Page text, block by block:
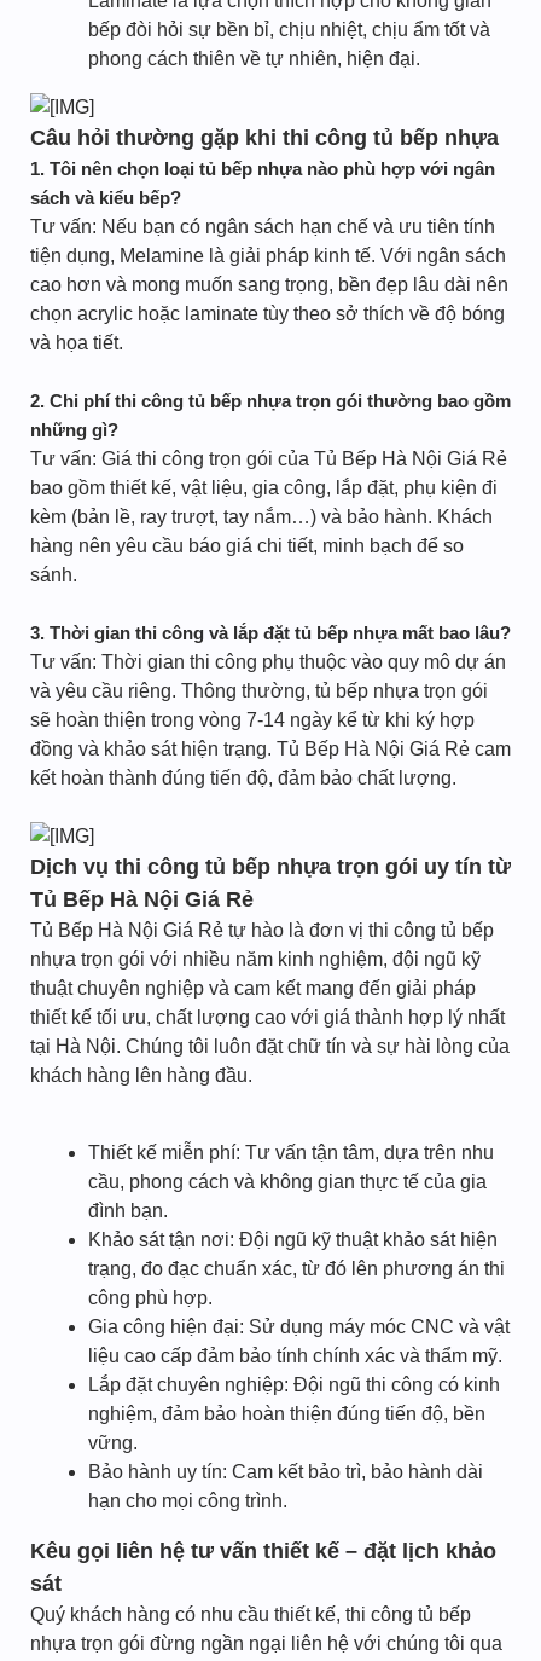
bếp đòi hỏi sự bền bỉ, chịu nhiệt, chịu ẩm tốt và
phong cách thiên về tự nhiên, hiện đại.
Câu hỏi thường gặp khi thi công tủ bếp nhựa
1. Tôi nên chọn loại tủ bếp nhựa nào phù hợp với ngân
sách và kiểu bếp?
Tư vấn: Nếu bạn có ngân sách hạn chế và ưu tiên tính
tiện dụng, Melamine là giải pháp kinh tế. Với ngân sách
cao hơn và mong muốn sang trọng, bền đẹp lâu dài nên
chọn acrylic hoặc laminate tùy theo sở thích về độ bóng
và họa tiết.
2. Chi phí thi công tủ bếp nhựa trọn gói thường bao gồm
những gì?
Tư vấn: Giá thi công trọn gói của Tủ Bếp Hà Nội Giá Rẻ
bao gồm thiết kế, vật liệu, gia công, lắp đặt, phụ kiện đi
kèm (bản lề, ray trượt, tay nắm…) và bảo hành. Khách
hàng nên yêu cầu báo giá chi tiết, minh bạch để so
sánh.
3. Thời gian thi công và lắp đặt tủ bếp nhựa mất bao lâu?
Tư vấn: Thời gian thi công phụ thuộc vào quy mô dự án
và yêu cầu riêng. Thông thường, tủ bếp nhựa trọn gói
sẽ hoàn thiện trong vòng 7-14 ngày kể từ khi ký hợp
đồng và khảo sát hiện trạng. Tủ Bếp Hà Nội Giá Rẻ cam
kết hoàn thành đúng tiến độ, đảm bảo chất lượng.
Dịch vụ thi công tủ bếp nhựa trọn gói uy tín từ
Tủ Bếp Hà Nội Giá Rẻ
Tủ Bếp Hà Nội Giá Rẻ tự hào là đơn vị thi công tủ bếp
nhựa trọn gói với nhiều năm kinh nghiệm, đội ngũ kỹ
thuật chuyên nghiệp và cam kết mang đến giải pháp
thiết kế tối ưu, chất lượng cao với giá thành hợp lý nhất
tại Hà Nội. Chúng tôi luôn đặt chữ tín và sự hài lòng của
khách hàng lên hàng đầu.
Thiết kế miễn phí: Tư vấn tận tâm, dựa trên nhu
cầu, phong cách và không gian thực tế của gia
đình bạn.
Khảo sát tận nơi: Đội ngũ kỹ thuật khảo sát hiện
trạng, đo đạc chuẩn xác, từ đó lên phương án thi
công phù hợp.
Gia công hiện đại: Sử dụng máy móc CNC và vật
liệu cao cấp đảm bảo tính chính xác và thẩm mỹ.
Lắp đặt chuyên nghiệp: Đội ngũ thi công có kinh
nghiệm, đảm bảo hoàn thiện đúng tiến độ, bền
vững.
Bảo hành uy tín: Cam kết bảo trì, bảo hành dài
hạn cho mọi công trình.
Kêu gọi liên hệ tư vấn thiết kế – đặt lịch khảo
sát
Quý khách hàng có nhu cầu thiết kế, thi công tủ bếp
nhựa trọn gói đừng ngần ngại liên hệ với chúng tôi qua